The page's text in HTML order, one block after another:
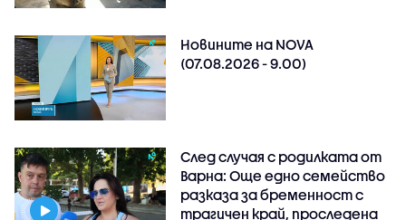
Новините на NOVA
(07.08.2026 - 9.00)
След случая с родилката от
Варна: Още едно семейство
разказа за бременност с
трагичен край, проследена